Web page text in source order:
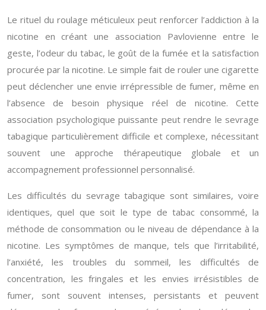
Le rituel du roulage méticuleux peut renforcer l’addiction à la
nicotine en créant une association Pavlovienne entre le
geste, l’odeur du tabac, le goût de la fumée et la satisfaction
procurée par la nicotine. Le simple fait de rouler une cigarette
peut déclencher une envie irrépressible de fumer, même en
l’absence de besoin physique réel de nicotine. Cette
association psychologique puissante peut rendre le sevrage
tabagique particulièrement difficile et complexe, nécessitant
souvent une approche thérapeutique globale et un
accompagnement professionnel personnalisé.
Les difficultés du sevrage tabagique sont similaires, voire
identiques, quel que soit le type de tabac consommé, la
méthode de consommation ou le niveau de dépendance à la
nicotine. Les symptômes de manque, tels que l’irritabilité,
l’anxiété, les troubles du sommeil, les difficultés de
concentration, les fringales et les envies irrésistibles de
fumer, sont souvent intenses, persistants et peuvent